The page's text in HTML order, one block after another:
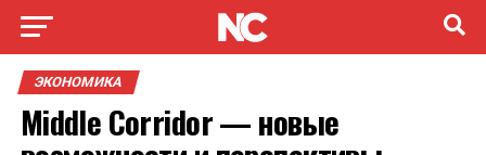
ЭКОНОМИКА
Middle Corridor — новые